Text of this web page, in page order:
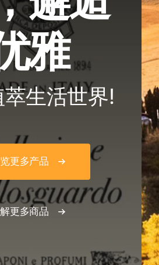
雅
生活世界!
更多产品
更多商品